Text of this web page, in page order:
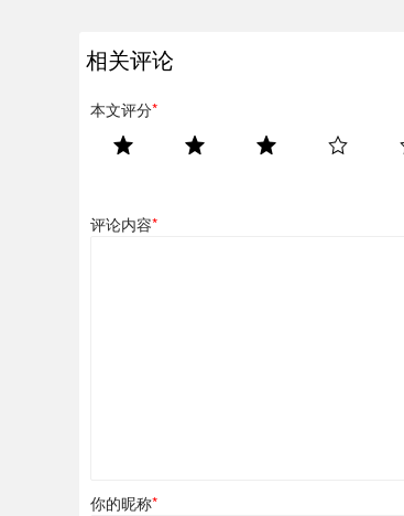
相关评论
本文评分*
评论内容*
你的昵称*